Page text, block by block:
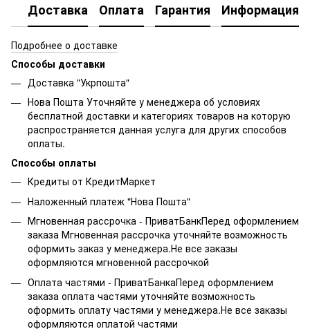
Доставка Оплата Гарантия Информация
Подробнее о доставке
Способы доставки
Доставка "Укрпошта"
Нова Пошта Уточняйте у менеджера об условиях
бесплатной доставки и категориях товаров на которую
распространяется данная услуга для других способов
оплаты.
Способы оплаты
Кредиты от КредитМаркет
Наложенный платеж "Нова Пошта"
Мгновенная рассрочка - ПриватБанкПеред оформлением
заказа Мгновенная рассрочка уточняйте возможность
оформить заказ у менеджера.Не все заказы
оформляются мгновенной рассрочкой
Оплата частями - ПриватБанкаПеред оформлением
заказа оплата частями уточняйте возможность
оформить оплату частями у менеджера.Не все заказы
оформляются оплатой частями